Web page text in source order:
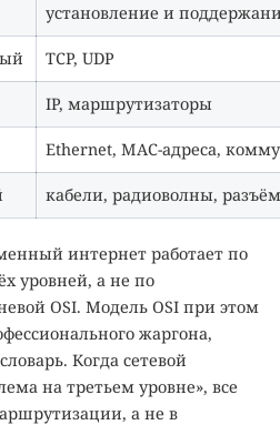
установление и
TCP, UDP
IP, маршрутизаторы
Ethernet, MAC-адреса,
кабели, радиоволны,
интернет работает по
уровней, а не по
OSI. Модель OSI при этом
жаргона,
Когда сетевой
на третьем уровне», все
а не в